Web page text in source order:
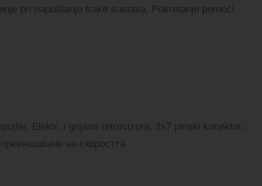
pri napuštanju trake sustava, Pokretanje pomoći
Elektr. i grijana retrovizora, 2x7 pinski konektor,
на скоростта